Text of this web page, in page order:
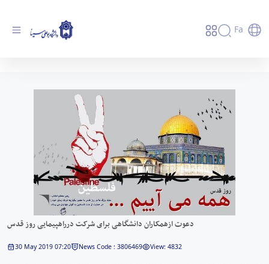
Fa
درراهپیمایی روز قدس - دانشگاه بوعلی سینا
دعوت ازهمکاران دانشگاهی برای شرکت درراهپیمایی روز قدس
30 May 2019 07:20 News Code : 3806469 View: 4832